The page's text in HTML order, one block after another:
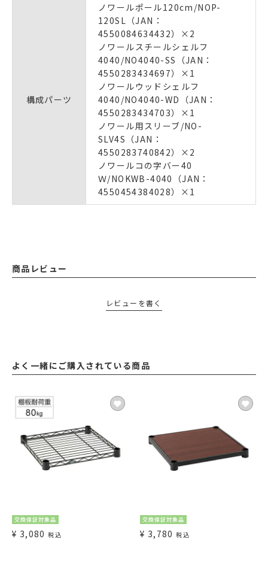
構成パーツ
ノワールポール120cm/NOP-
120SL（JAN：
4550084634432）×2
ノワールスチールシェルフ
4040/NO4040-SS（JAN：
4550283434697）×1
ノワールウッドシェルフ
4040/NO4040-WD（JAN：
4550283434703）×1
ノワール用スリーブ/NO-
SLV4S（JAN：
4550283740842）×2
ノワールコの字バー40
Ｗ/NOKWB-4040（JAN：
4550454384028）×1
商品レビュー
レビューを書く
よく一緒にご購入されている商品
交換保証対象品
¥ 3,080 税込
交換保証対象品
¥ 3,780 税込